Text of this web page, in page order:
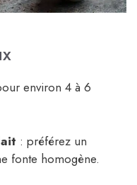
environ 4 à 6
: préférez un
fonte homogène.